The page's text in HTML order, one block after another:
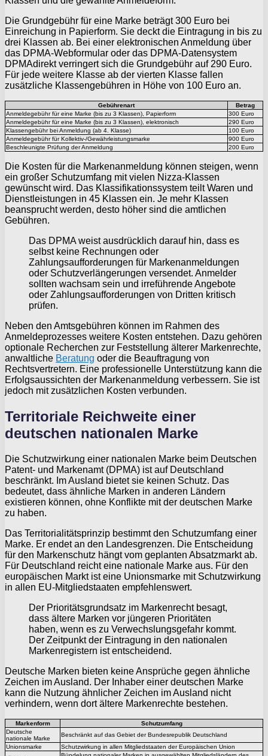
Die Grundgebühr für eine Marke beträgt 300 Euro bei
Einreichung in Papierform. Sie deckt die Eintragung in bis zu
drei Klassen ab. Bei einer elektronischen Anmeldung über
das DPMA-Webformular oder das DPMA-Datensystem
DPMAdirekt verringert sich die Grundgebühr auf 290 Euro.
Für jede weitere Klasse ab der vierten Klasse fallen
zusätzliche Klassengebühren in Höhe von 100 Euro an.
Gebührenart
Betrag
Anmeldegebühr für eine Marke (bis zu 3 Klassen), Papierform
300 Euro
Anmeldegebühr für eine Marke (bis zu 3 Klassen), elektronisch
290 Euro
Klassengebühr bei Anmeldung (ab 4. Klasse)
100 Euro
Anmeldegebühr für Kollektiv-/Gewährleistungsmarke
900 Euro
Beschleunigte Prüfung der Anmeldung
200 Euro
Die Kosten für die Markenanmeldung können steigen, wenn
ein großer Schutzumfang mit vielen Nizza-Klassen
gewünscht wird. Das Klassifikationssystem teilt Waren und
Dienstleistungen in 45 Klassen ein. Je mehr Klassen
beansprucht werden, desto höher sind die amtlichen
Gebühren.
Das DPMA weist ausdrücklich darauf hin, dass es
selbst keine Rechnungen oder
Zahlungsaufforderungen für Markenanmeldungen
oder Schutzverlängerungen versendet. Anmelder
sollten wachsam sein und irreführende Angebote
oder Zahlungsaufforderungen von Dritten kritisch
prüfen.
Neben den Amtsgebühren können im Rahmen des
Anmeldeprozesses weitere Kosten entstehen. Dazu gehören
optionale Recherchen zur Feststellung älterer Markenrechte,
anwaltliche Beratung oder die Beauftragung von
Rechtsvertretern. Eine professionelle Unterstützung kann die
Erfolgsaussichten der Markenanmeldung verbessern. Sie ist
jedoch mit zusätzlichen Kosten verbunden.
Territoriale Reichweite einer
deutschen nationalen Marke
Die Schutzwirkung einer nationalen Marke beim Deutschen
Patent- und Markenamt (DPMA) ist auf Deutschland
beschränkt. Im Ausland bietet sie keinen Schutz. Das
bedeutet, dass ähnliche Marken in anderen Ländern
existieren können, ohne Konflikte mit der deutschen Marke
zu haben.
Das Territorialitätsprinzip bestimmt den Schutzumfang einer
Marke. Er endet an den Landesgrenzen. Die Entscheidung
für den Markenschutz hängt vom geplanten Absatzmarkt ab.
Für Deutschland reicht eine nationale Marke aus. Für den
europäischen Markt ist eine Unionsmarke mit Schutzwirkung
in allen EU-Mitgliedstaaten empfehlenswert.
Der Prioritätsgrundsatz im Markenrecht besagt,
dass ältere Marken vor jüngeren Prioritäten
haben, wenn es zu Verwechslungsgefahr kommt.
Der Zeitpunkt der Eintragung in den nationalen
Markenregistern ist entscheidend.
Deutsche Marken bieten keine Ansprüche gegen ähnliche
Zeichen im Ausland. Der Inhaber einer deutschen Marke
kann die Nutzung ähnlicher Zeichen im Ausland nicht
verhindern, wenn dort ältere Markenrechte bestehen.
Markenform
Schutzumfang
Deutsche
nationale Marke
Beschränkt auf das Gebiet der Bundesrepublik Deutschland
Unionsmarke
Schutzwirkung in allen Mitgliedstaaten der Europäischen Union